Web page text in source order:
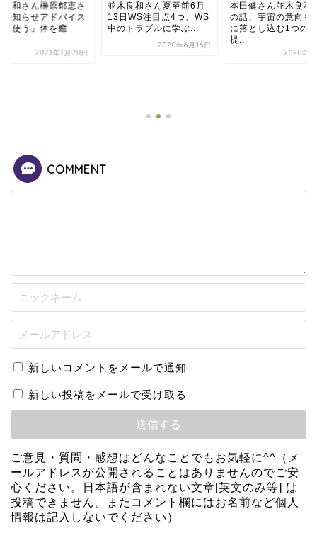
並木良和さん夏至前6月
13日WS注目点4つ、WS
中のトラブルに学ぶ...
本田健さん並木良和さん
の話、宇宙の意向を自分
に落とし込む1つの前
並木良和さん
COMMENT
新しいコメントをメールで通知
新しい投稿をメールで受け取る
ご意見・質問・感想はどんなことでもお気軽に^^（メ
ールアドレスが公開されることはありませんのでご安
心ください。日本語が含まれない文章[英文のみ等] は
投稿できません。またコメント欄にはお名前など個人
情報は記入しないでください）